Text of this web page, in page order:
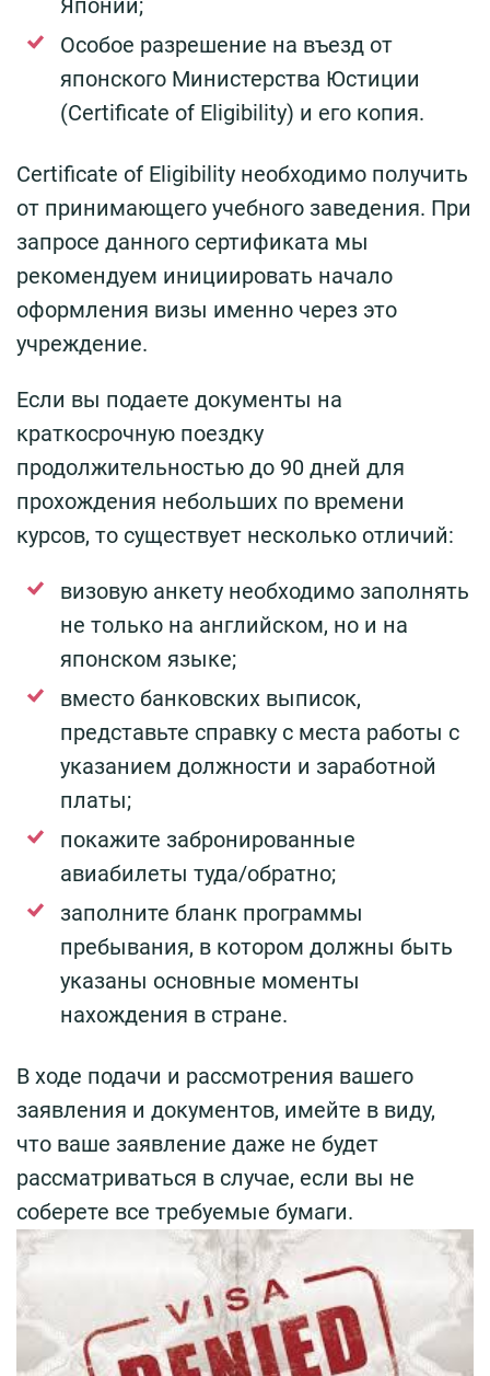
Японии;
Особое разрешение на въезд от
японского Министерства Юстиции
(Certificate of Eligibility) и его копия.
Certificate of Eligibility необходимо получить
от принимающего учебного заведения. При
запросе данного сертификата мы
рекомендуем инициировать начало
оформления визы именно через это
учреждение.
Если вы подаете документы на
краткосрочную поездку
продолжительностью до 90 дней для
прохождения небольших по времени
курсов, то существует несколько отличий:
визовую анкету необходимо заполнять
не только на английском, но и на
японском языке;
вместо банковских выписок,
представьте справку с места работы с
указанием должности и заработной
платы;
покажите забронированные
авиабилеты туда/обратно;
заполните бланк программы
пребывания, в котором должны быть
указаны основные моменты
нахождения в стране.
В ходе подачи и рассмотрения вашего
заявления и документов, имейте в виду,
что ваше заявление даже не будет
рассматриваться в случае, если вы не
соберете все требуемые бумаги.